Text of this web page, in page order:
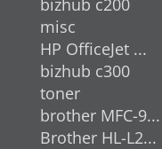
misc
HP OfficeJet ...
bizhub c300
toner
brother MFC-9...
Brother HL-L2...